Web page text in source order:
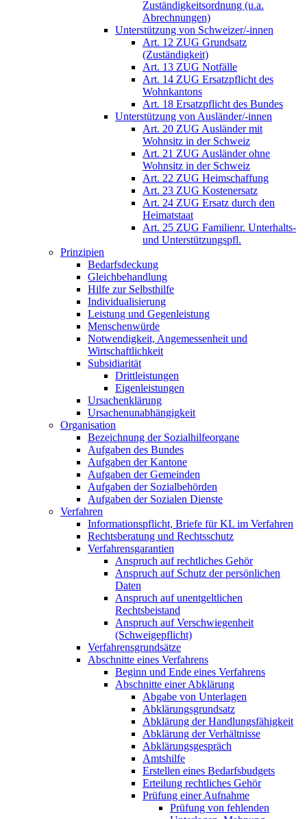
Zuständigkeitsordnung (u.a.
Abrechnungen)
Unterstützung von Schweizer/-innen
Art. 12 ZUG Grundsatz
(Zuständigkeit)
Art. 13 ZUG Notfälle
Art. 14 ZUG Ersatzpflicht des
Wohnkantons
Art. 18 Ersatzpflicht des Bundes
Unterstützung von Ausländer/-innen
Art. 20 ZUG Ausländer mit
Wohnsitz in der Schweiz
Art. 21 ZUG Ausländer ohne
Wohnsitz in der Schweiz
Art. 22 ZUG Heimschaffung
Art. 23 ZUG Kostenersatz
Art. 24 ZUG Ersatz durch den
Heimatstaat
Art. 25 ZUG Familienr. Unterhalts-
und Unterstützungspfl.
Prinzipien
Bedarfsdeckung
Gleichbehandlung
Hilfe zur Selbsthilfe
Individualisierung
Leistung und Gegenleistung
Menschenwürde
Notwendigkeit, Angemessenheit und
Wirtschaftlichkeit
Subsidiarität
Drittleistungen
Eigenleistungen
Ursachenklärung
Ursachenunabhängigkeit
Organisation
Bezeichnung der Sozialhilfeorgane
Aufgaben des Bundes
Aufgaben der Kantone
Aufgaben der Gemeinden
Aufgaben der Sozialbehörden
Aufgaben der Sozialen Dienste
Verfahren
Informationspflicht, Briefe für KL im Verfahren
Rechtsberatung und Rechtsschutz
Verfahrensgarantien
Anspruch auf rechtliches Gehör
Anspruch auf Schutz der persönlichen
Daten
Anspruch auf unentgeltlichen
Rechtsbeistand
Anspruch auf Verschwiegenheit
(Schweigepflicht)
Verfahrensgrundsätze
Abschnitte eines Verfahrens
Beginn und Ende eines Verfahrens
Abschnitte einer Abklärung
Abgabe von Unterlagen
Abklärungsgrundsatz
Abklärung der Handlungsfähigkeit
Abklärung der Verhältnisse
Abklärungsgespräch
Amtshilfe
Erstellen eines Bedarfsbudgets
Erteilung rechtliches Gehör
Prüfung einer Aufnahme
Prüfung von fehlenden